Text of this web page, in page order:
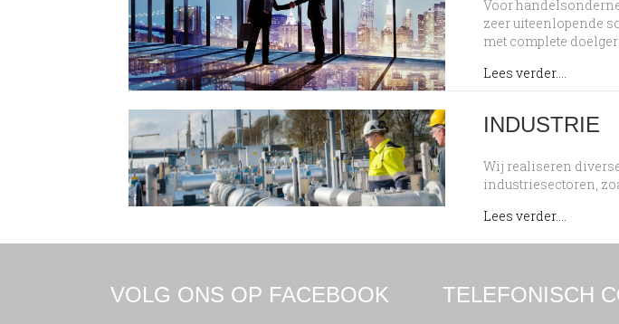
Voor
zeer uiteenlopende
met complete
Lees verder....
INDUSTRIE
Wij realiseren
industriesectoren,
Lees verder....
VOLG ONS OP FACEBOOK TELEFONISCH